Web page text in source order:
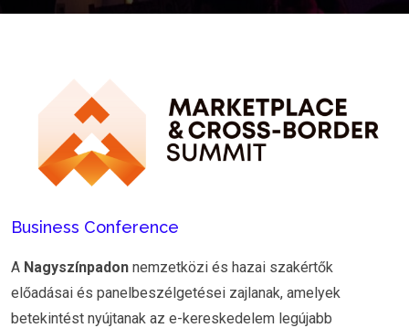
Business Conference
A Nagyszínpadon nemzetközi és hazai szakértők
előadásai és panelbeszélgetései zajlanak, amelyek
betekintést nyújtanak az e-kereskedelem legújabb